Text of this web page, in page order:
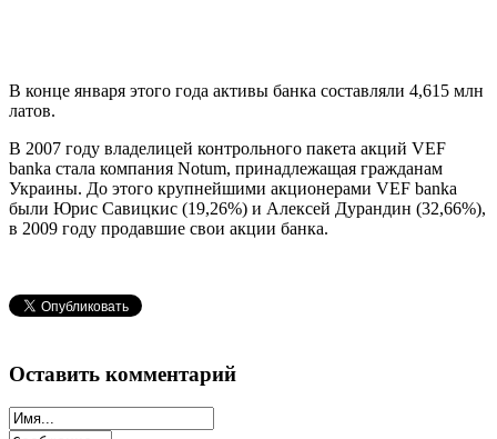
В конце января этого года активы банка составляли 4,615 млн
латов.
В 2007 году владелицей контрольного пакета акций VEF
banka стала компания Notum, принадлежащая гражданам
Украины. До этого крупнейшими акционерами VEF banka
были Юрис Савицкис (19,26%) и Алексей Дурандин (32,66%),
в 2009 году продавшие свои акции банка.
Оставить комментарий